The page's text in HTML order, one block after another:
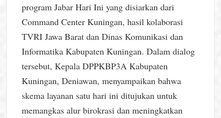
program Jabar Hari Ini yang disiarkan dari
Command Center Kuningan, hasil kolaborasi
TVRI Jawa Barat dan Dinas Komunikasi dan
Informatika Kabupaten Kuningan. Dalam dialog
tersebut, Kepala DPPKBP3A Kabupaten
Kuningan, Deniawan, menyampaikan bahwa
skema layanan satu hari ini ditujukan untuk
memangkas alur birokrasi dan meningkatkan